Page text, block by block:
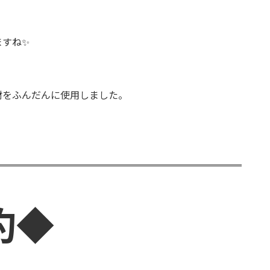
ね✨
ふんだんに使用しました。
◆